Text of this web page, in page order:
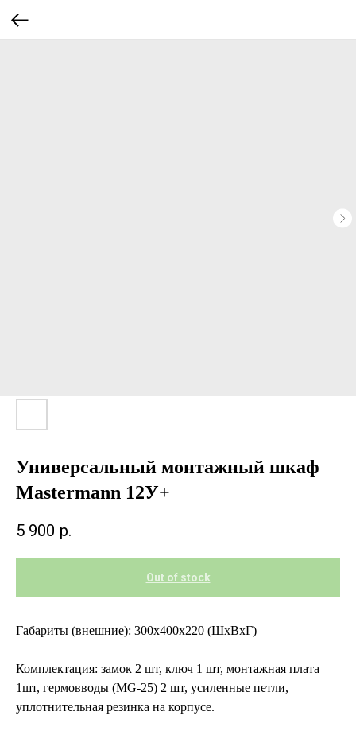
Универсальный монтажный шкаф
Mastermann 12У+
5 900 р.
Out of stock
Габариты (внешние): 300х400х220 (ШхВхГ)
Комплектация: замок 2 шт, ключ 1 шт, монтажная плата
1шт, гермовводы (MG-25) 2 шт, усиленные петли,
уплотнительная резинка на корпусе.